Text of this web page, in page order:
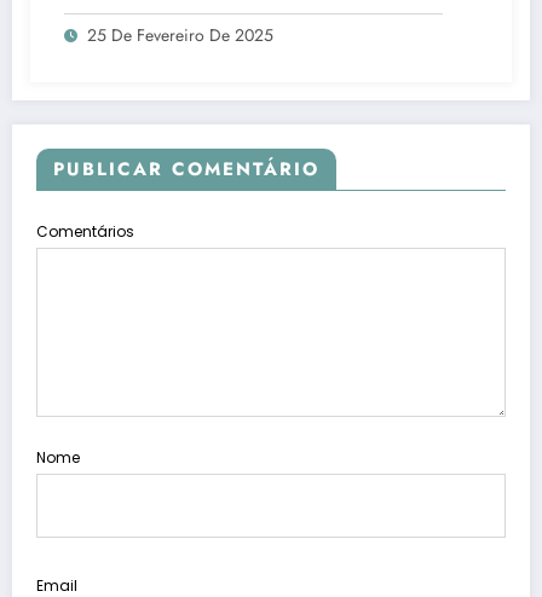
25 De Fevereiro De 2025
PUBLICAR COMENTÁRIO
Comentários
Nome
Email